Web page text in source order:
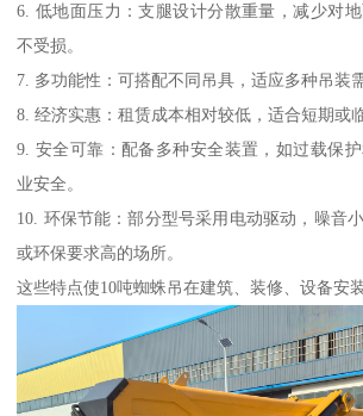
6. 低地面压力：支腿设计分散重量，减少对
不受损。
7. 多功能性：可搭配不同吊具，适应多种吊装
8. 经济实惠：租赁成本相对较低，适合短期或
9. 安全可靠：配备多种安全装置，如过载保
业安全。
10. 环保节能：部分型号采用电动驱动，噪音
或环保要求高的场所。
这些特点使10吨蜘蛛吊在建筑、装修、设备安